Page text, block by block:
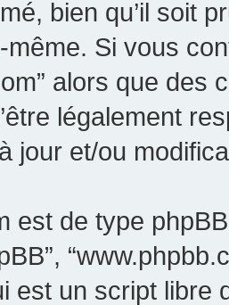
bien qu’il soit
Si vous
alors que des
légalement
jour et/ou
est de type phpBB
est un script